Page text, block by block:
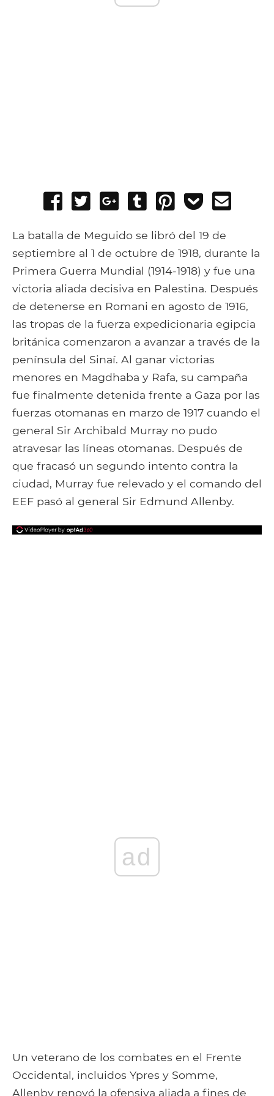
Share
Facebook
Tweet
Share
Google+
Post
Tumblr
Pin
Add
Pocket
La batalla de Meguido se libró del 19 de
septiembre al 1 de octubre de 1918, durante la
Primera Guerra Mundial (1914-1918) y fue una
victoria aliada decisiva en Palestina. Después
de detenerse en Romani en agosto de 1916,
las tropas de la fuerza expedicionaria egipcia
británica comenzaron a avanzar a través de la
península del Sinaí. Al ganar victorias
menores en Magdhaba y Rafa, su campaña
fue finalmente detenida frente a Gaza por las
fuerzas otomanas en marzo de 1917 cuando el
general Sir Archibald Murray no pudo
atravesar las líneas otomanas. Después de
que fracasó un segundo intento contra la
ciudad, Murray fue relevado y el comando del
EEF pasó al general Sir Edmund Allenby.
ad
Un veterano de los combates en el Frente
Occidental, incluidos Ypres y Somme,
Allenby renovó la ofensiva aliada a fines de